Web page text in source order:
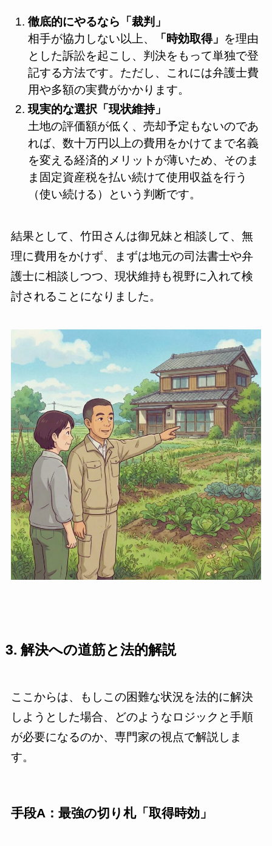
徹底的にやるなら「裁判」
相手が協力しない以上、
「時効取得」 を理由
とした訴訟を起こし、判決をもって単独で登
記する方法です。ただし、これには弁護士費
用や多額の実費がかかります。
現実的な選択「現状維持」
土地の評価額が低く、売却予定もないのであ
れば、数十万円以上の費用をかけてまで名義
を変える経済的メリットが薄いため、そのま
ま固定資産税を払い続けて使用収益を行う
（使い続ける）という判断です。
結果として、竹田さんは御兄妹と相談して、無
理に費用をかけず、まずは地元の司法書士や弁
護士に相談しつつ、現状維持も視野に入れて検
討されることになりました。
3. 解決への道筋と法的解説
ここからは、もしこの困難な状況を法的に解決
しようとした場合、どのようなロジックと手順
が必要になるのか、専門家の視点で解説しま
す。
手段A：最強の切り札「取得時効」